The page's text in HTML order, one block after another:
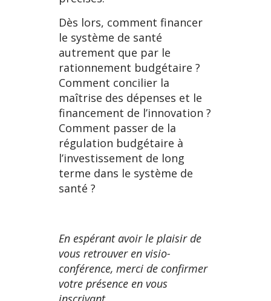
Dès lors, comment financer
le système de santé
autrement que par le
rationnement budgétaire ?
Comment concilier la
maîtrise des dépenses et le
financement de l’innovation ?
Comment passer de la
régulation budgétaire à
l’investissement de long
terme dans le système de
santé ?
En espérant avoir le plaisir de
vous retrouver en visio-
conférence, merci de confirmer
votre présence en vous